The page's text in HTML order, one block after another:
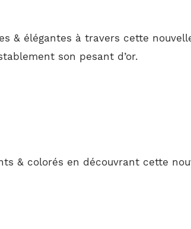
& élégantes à travers cette
son pesant d’or.
& colorés en découvrant cette